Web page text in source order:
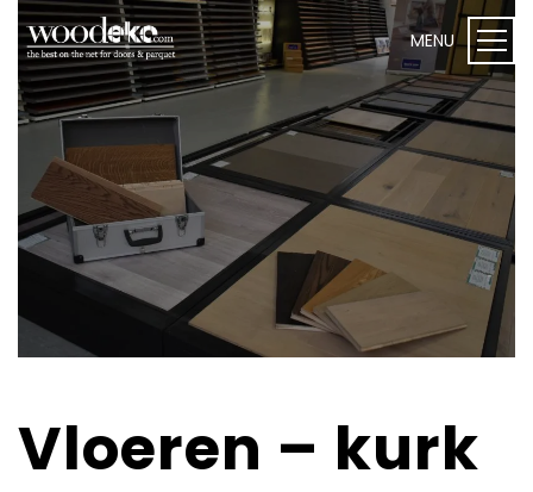
WEBSHOP I Woodeko
Deuren
Plafond- en wandpanelen
Vloeren
Vloeren – kurk